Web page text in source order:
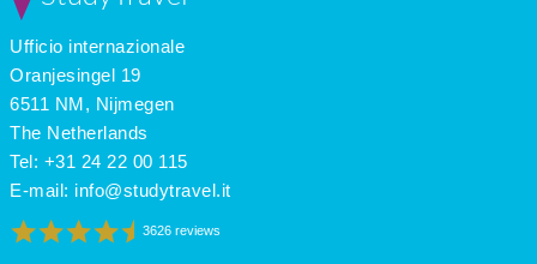
May
June
July
Ufficio internazionale
Oranjesingel 19
6511 NM, Nijmegen
The Netherlands
Tel: +31 24 22 00 115
E-mail: info@studytravel.it
3626 reviews